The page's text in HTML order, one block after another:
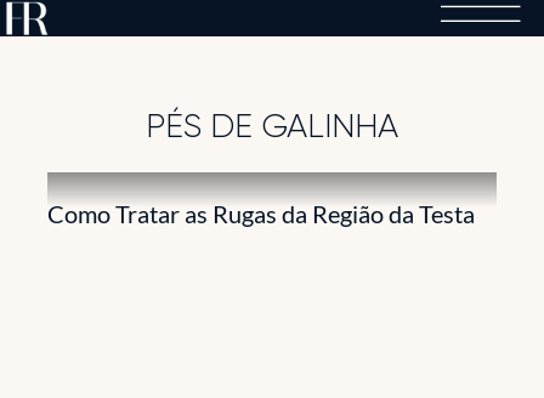
Skip
PÉS DE GALINHA
Como Tratar as Rugas da Região da Testa